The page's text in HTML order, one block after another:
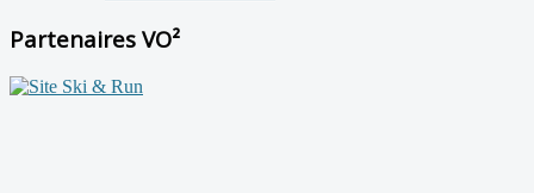
Partenaires VO²